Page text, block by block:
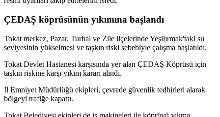
ÇEDAŞ köprüsünün yıkımına başlandı
Tokat merkez, Pazar, Turhal ve Zile ilçelerinde Yeşilırmak'taki su
seviyesinin yükselmesi ve taşkın riski sebebiyle çalışma başlatıldı.
Tokat Devlet Hastanesi karşısında yer alan ÇEDAŞ Köprüsü için
taşkın riskine karşı yıkım kararı alındı.
İl Emniyet Müdürlüğü ekipleri, çevrede güvenlik tedbirleri alarak
bölgeyi trafiğe kapattı.
Tokat Belediyesi ekipleri de iş makineleri ile köprüyü yıkma